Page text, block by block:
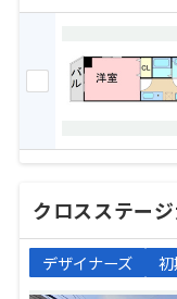
クロスステー
デザイナーズ